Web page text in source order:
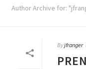
Author Archive for:
Byjfranger